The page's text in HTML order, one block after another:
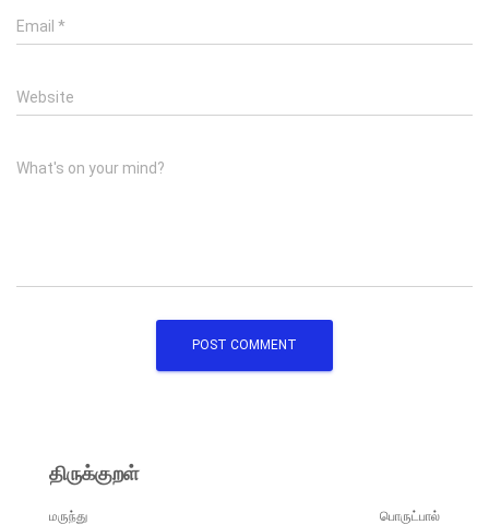
Email *
Website
What's on your mind?
திருக்குறள்
மருந்து பொருட்பால்